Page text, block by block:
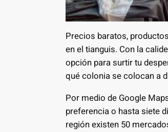
Precios baratos,
en el tianguis. Con la
opción para surtir tu
qué colonia se colocan a
Por medio de Google
preferencia o hasta siete
región existen 50